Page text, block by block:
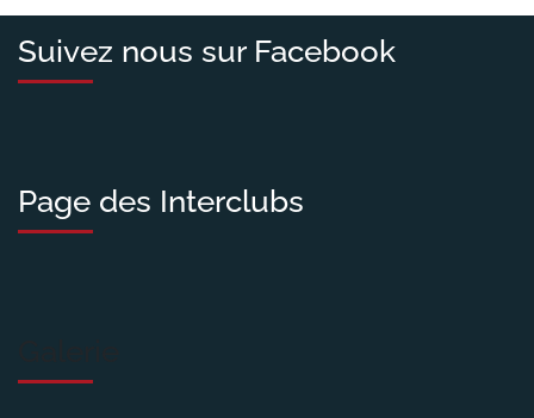
Suivez nous sur Facebook
Page des Interclubs